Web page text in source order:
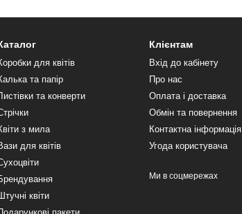
для квітів
та папір
та конверти
з мила
для квітів
квіти
Клієнтам
Вхід до кабінету
Про нас
Оплата і доставка
Обмін та повернення
Контактна інформація
Угода користувача
Ми в соцмережах